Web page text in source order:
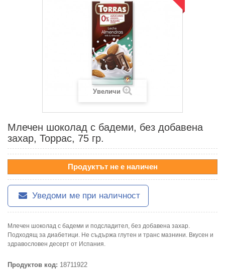
Увеличи
Млечен шоколад с бадеми, без добавена
захар, Торрас, 75 гр.
Продуктът не е наличен
Уведоми ме при наличност
Млечен шоколад с бадеми и подсладител, без добавена захар.
Подходящ за диабетици. Не съдържа глутен и транс мазнини. Вкусен и
здравословен десерт от Испания.
Продуктов код: 18711922